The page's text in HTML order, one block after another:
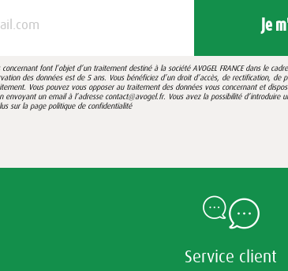
Je
font l’objet d’un traitement destiné à la société AVOGEL FRANCE dans le
des données est de 5 ans. Vous bénéficiez d’un droit d’accès, de rectification, de
Vous pouvez vous opposer au traitement des données vous concernant et
un email à l’adresse contact@avogel.fr. Vous avez la possibilité d’introduire
sur la pagepolitique de confidentialité
Service client